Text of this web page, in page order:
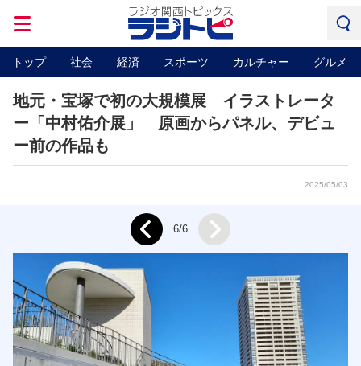
トップ 社会 経済 スポーツ カルチャー グルメ
地元・宝塚で初の大規模展 イラストレータ
ー「中村佑介展」 原画からパネル、デビュ
ー前の作品も
2025/05/03
Prev 6/6